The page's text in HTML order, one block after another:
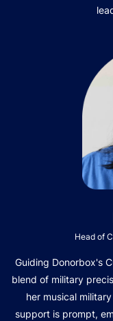
Head of
Guiding Donorbox's
blend of military
her musical
support is prompt,